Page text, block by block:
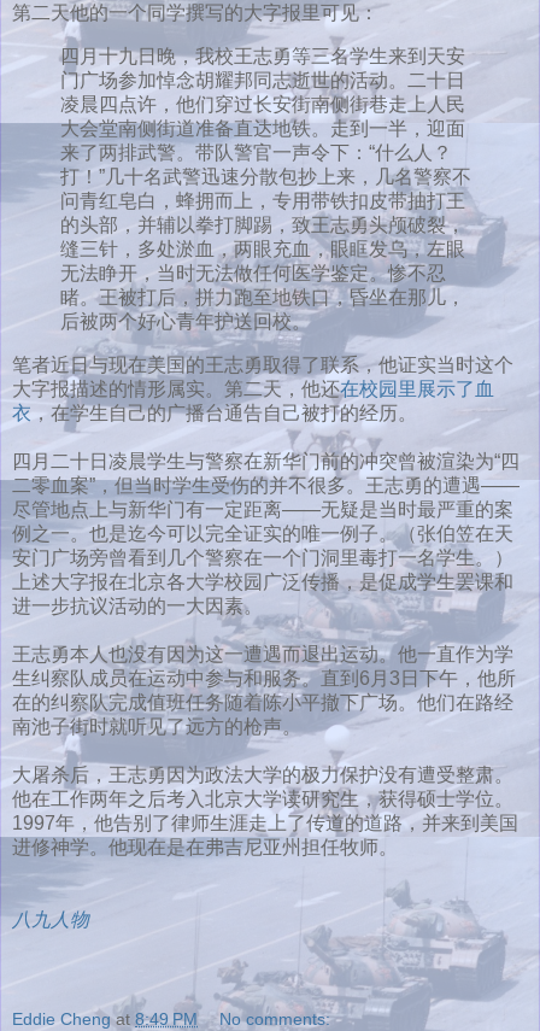
第二天他的一个同学撰写的大字报里可见：
四月十九日晚，我校王志勇等三名学生来到天安
门广场参加悼念胡耀邦同志逝世的活动。二十日
凌晨四点许，他们穿过长安街南侧街巷走上人民
大会堂南侧街道准备直达地铁。走到一半，迎面
来了两排武警。带队警官一声令下：“什么人？
打！”几十名武警迅速分散包抄上来，几名警察不
问青红皂白，蜂拥而上，专用带铁扣皮带抽打王
的头部，并辅以拳打脚踢，致王志勇头颅破裂，
缝三针，多处淤血，两眼充血，眼眶发乌，左眼
无法睁开，当时无法做任何医学鉴定。惨不忍
睹。王被打后，拼力跑至地铁口，昏坐在那儿，
后被两个好心青年护送回校。
笔者近日与现在美国的王志勇取得了联系，他证实当时这个
大字报描述的情形属实。第二天，他还在校园里展示了血
衣 ，在学生自己的广播台通告自己被打的经历。
四月二十日凌晨学生与警察在新华门前的冲突曾被渲染为“四
二零血案”，但当时学生受伤的并不很多。王志勇的遭遇——
尽管地点上与新华门有一定距离——无疑是当时最严重的案
例之一。也是迄今可以完全证实的唯一例子。（张伯笠在天
安门广场旁曾看到几个警察在一个门洞里毒打一名学生。）
上述大字报在北京各大学校园广泛传播，是促成学生罢课和
进一步抗议活动的一大因素。
王志勇本人也没有因为这一遭遇而退出运动。他一直作为学
生纠察队成员在运动中参与和服务。直到6月3日下午，他所
在的纠察队完成值班任务随着陈小平撤下广场。他们在路经
南池子街时就听见了远方的枪声。
大屠杀后，王志勇因为政法大学的极力保护没有遭受整肃。
他在工作两年之后考入北京大学读研究生，获得硕士学位。
1997年，他告别了律师生涯走上了传道的道路，并来到美国
进修神学。他现在是在弗吉尼亚州担任牧师。
八九人物
Eddie Cheng at 8:49 PM No comments: